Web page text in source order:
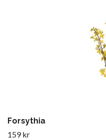
Forsythia
159 kr